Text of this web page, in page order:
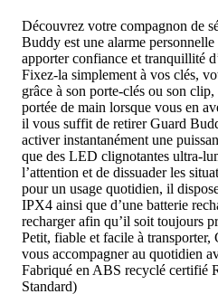
Découvrez votre compagnon de
Buddy est une alarme
apporter confiance et tranquillité
Fixez-la simplement à vos clés,
grâce à son porte-clés ou son
portée de main lorsque vous en
il vous suffit de retirer Guard
activer instantanément une
que des LED clignotantes ultra-
l’attention et de dissuader les
pour un usage quotidien, il
IPX4 ainsi que d’une batterie
recharger afin qu’il soit toujours
Petit, fiable et facile à
vous accompagner au quotidien
Fabriqué en ABS recyclé certifié
Standard)